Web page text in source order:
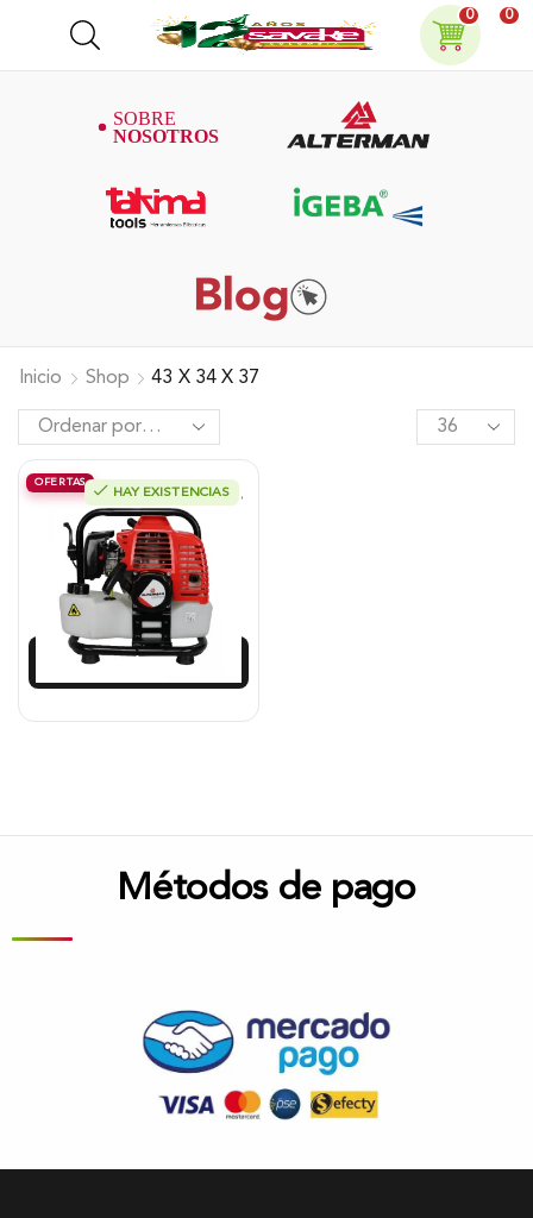
0 0
Inicio Shop 43 X 34 X 37
OFERTAS
HAY EXISTENCIAS
Motobomba Alterman, Gasolina 2T,
Alta Presión 1.5″X1.5″, 52 Cc,
Xgwp2P2.
$879.467
$791.520
Añadir al carrito
Métodos de pago